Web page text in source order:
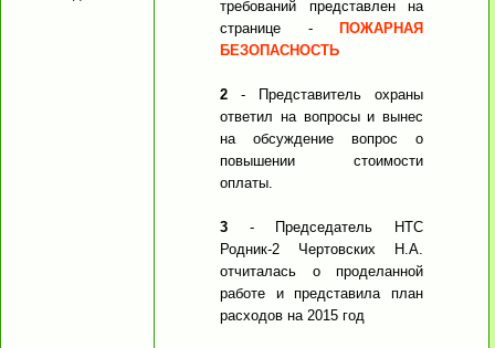
требований представлен на
странице -
ПОЖАРНАЯ
БЕЗОПАСНОСТЬ
2 - Представитель охраны
ответил на вопросы и вынес
на обсуждение вопрос о
повышении стоимости
оплаты.
3 - Председатель НТС
Родник-2 Чертовских Н.А.
отчиталась о проделанной
работе и представила план
расходов на 2015 год